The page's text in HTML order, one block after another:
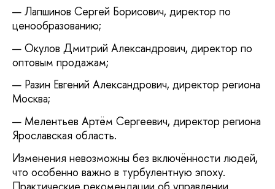
Лапшинов Сергей Борисович, директор по
ценообразованию;
Окулов Дмитрий Александрович, директор по
оптовым продажам;
Разин Евгений Александрович, директор региона
Москва;
Мелентьев Артём Сергеевич, директор региона
Ярославская область.
Изменения невозможны без включённости людей,
что особенно важно в турбулентную эпоху.